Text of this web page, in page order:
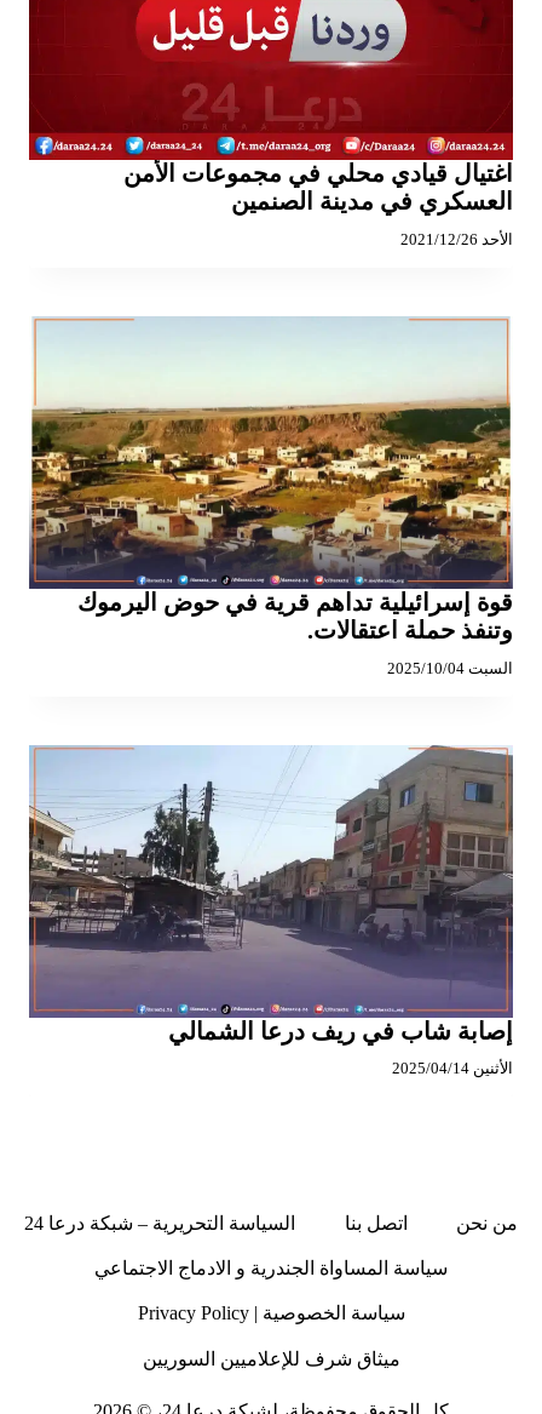
اغتيال قيادي محلي في مجموعات الأمن
العسكري في مدينة الصنمين
الأحد 2021/12/26
قوة إسرائيلية تداهم قرية في حوض اليرموك
وتنفذ حملة اعتقالات.
السبت 2025/10/04
إصابة شاب في ريف درعا الشمالي
الأثنين 2025/04/14
من نحن اتصل بنا السياسة التحريرية – شبكة درعا 24
سياسة المساواة الجندرية و الادماج الاجتماعي
سياسة الخصوصية | Privacy Policy
ميثاق شرف للإعلاميين السوريين